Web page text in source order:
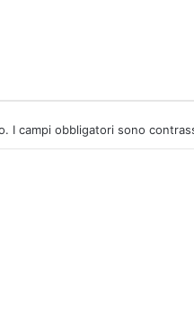
I campi obbligatori sono